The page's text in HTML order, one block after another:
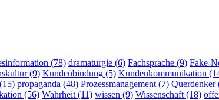
(78) dramaturgie (6) Fachsprache (9) Fake-
(9) Kundenbindung (5) Kundenkommunikation
(15) propaganda (48) Prozessmanagement (7) Querdenker
(56) Wahrheit (11) wissen (9) Wissenschaft (18)